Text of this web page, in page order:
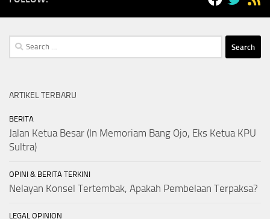
Search
for:
ARTIKEL TERBARU
BERITA
Jalan Ketua Besar (In Memoriam Bang Ojo, Eks Ketua KPU
Sultra)
OPINI & BERITA TERKINI
Nelayan Konsel Tertembak, Apakah Pembelaan Terpaksa?
LEGAL OPINION